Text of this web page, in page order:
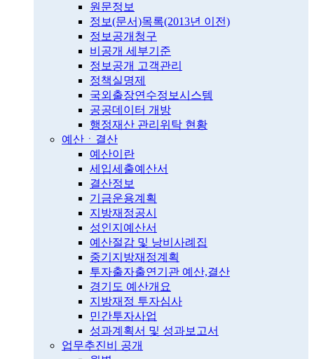
원문정보
정보(문서)목록(2013년 이전)
정보공개청구
비공개 세부기준
정보공개 고객관리
정책실명제
국외출장연수정보시스템
공공데이터 개방
행정재산 관리위탁 현황
예산ㆍ결산
예산이란
세입세출예산서
결산정보
기금운용계획
지방재정공시
성인지예산서
예산절감 및 낭비사례집
중기지방재정계획
투자출자출연기관 예산,결산
경기도 예산개요
지방재정 투자심사
민간투자사업
성과계획서 및 성과보고서
업무추진비 공개